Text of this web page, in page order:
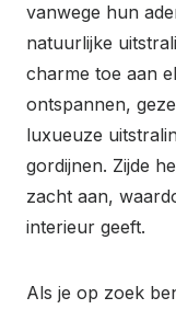
vanwege hun
natuurlijke
charme toe aan
ontspannen,
luxueuze
gordijnen. Zijde
zacht aan,
interieur geeft.
Als je op zoek